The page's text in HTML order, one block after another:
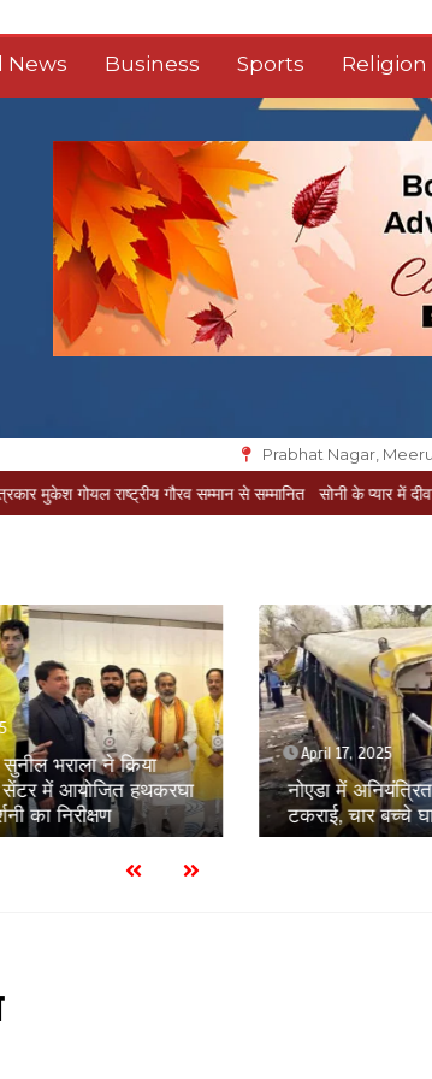
News Business Sports Religion
Prabhat Nagar,
गौरव सम्मान से सम्मानित सोनी के प्यार में दीवानी सीता पहुंची
ने किया
हथकरघा
April 17, 2025
नोएडा में अनियंत्रित स्कूली
टकराई, चार बच्चे घायल